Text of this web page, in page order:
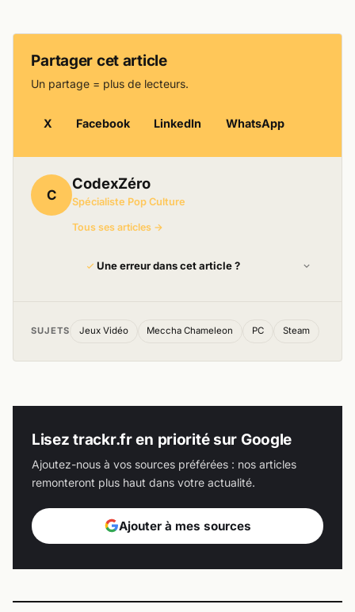
Partager cet article
Un partage = plus de lecteurs.
X Facebook LinkedIn WhatsApp
C
CodexZéro
Spécialiste Pop Culture
Tous ses articles →
Une erreur dans cet article ?
SUJETS Jeux Vidéo Meccha Chameleon PC Steam
Lisez trackr.fr en priorité sur Google
Ajoutez-nous à vos sources préférées : nos articles
remonteront plus haut dans votre actualité.
Ajouter à mes sources